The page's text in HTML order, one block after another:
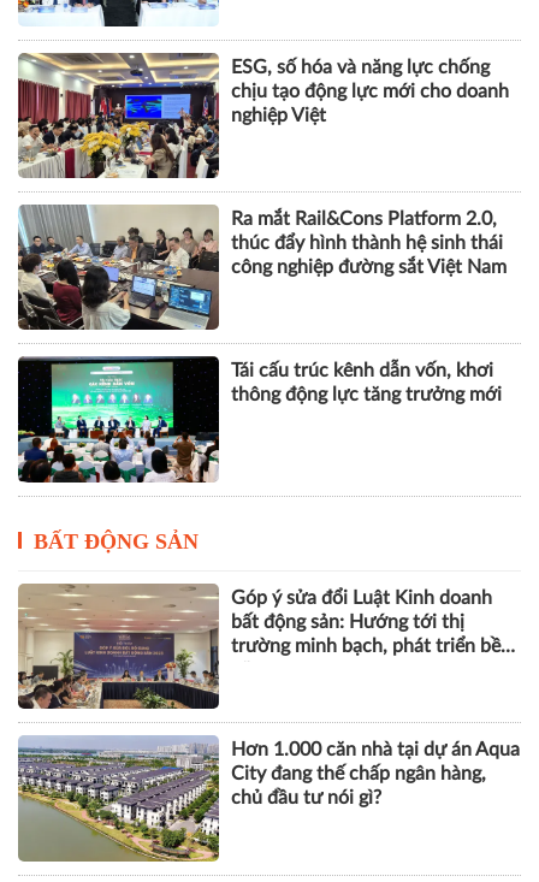
ESG, số hóa và năng lực chống
chịu tạo động lực mới cho doanh
nghiệp Việt
Ra mắt Rail&Cons Platform 2.0,
thúc đẩy hình thành hệ sinh thái
công nghiệp đường sắt Việt Nam
Tái cấu trúc kênh dẫn vốn, khơi
thông động lực tăng trưởng mới
BẤT ĐỘNG SẢN
Góp ý sửa đổi Luật Kinh doanh
bất động sản: Hướng tới thị
trường minh bạch, phát triển bền
Hơn 1.000 căn nhà tại dự án Aqua
City đang thế chấp ngân hàng,
chủ đầu tư nói gì?